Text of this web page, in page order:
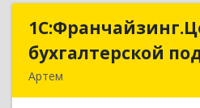
бухгалтерской
Артем